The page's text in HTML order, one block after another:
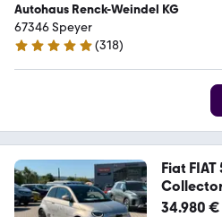
Autohaus Renck-Weindel KG
67346 Speyer
4.9 Sterne
(318)
Fiat
34.980 €